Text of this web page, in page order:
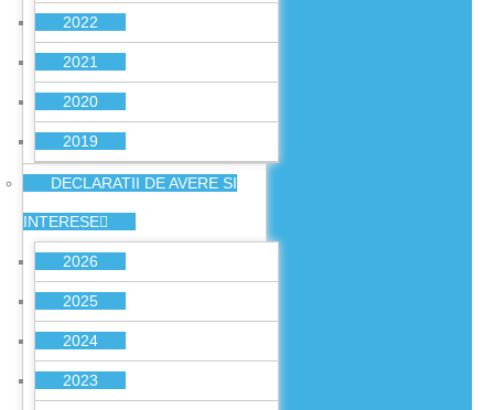
2022
2021
2020
2019
DECLARATII DE AVERE SI
INTERESE
2026
2025
2024
2023